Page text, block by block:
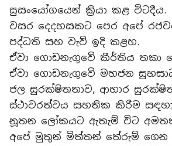
සුසංයෝගයෙන් ක්‍රියා කළ විටදීය.
වසර දෙදහසකට පෙර අපේ
පද්ධති සහ වැව් ඉදි කළහ.
ඒවා ගොඩනැගුවේ කීර්තිය තකා
ඒවා ගොඩනැගුවේ මහජන
ජල සුරක්ෂිතතාව, ආහාර
ස්ථාවරත්වය සහතික කිරීම
නූතන ලෝකයට ඇතැම් විට
අපේ මුතුන් මිත්තන් තේරුම් ගෙන